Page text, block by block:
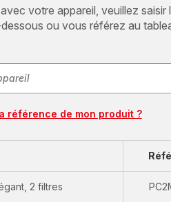
votre appareil, veuillez
ou vous référez au
référence de mon produit ?
2 filtres